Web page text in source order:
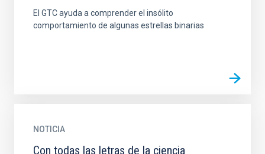
El GTC ayuda a comprender el insólito
comportamiento de algunas estrellas binarias
NOTICIA
Con todas las letras de la ciencia